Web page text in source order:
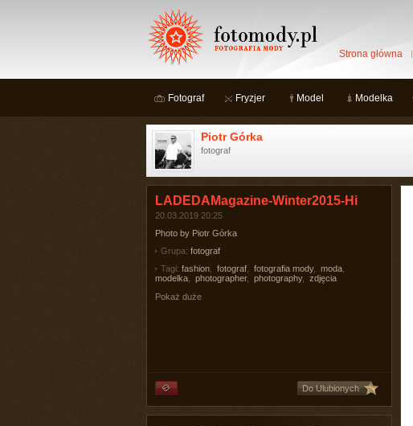
Strona główna
Fotograf Fryzjer Model Modelka
Piotr Górka
fotograf
LADEDAMagazine-Winter2015-Hi
20.03.2019 20:25
Photo by Piotr Górka
Grupa: fotograf
Tagi: fashion fotograf fotografia mody, moda
modelka
photographer, photography,
zdjęcia
Pokaż duże
Do Ulubionych